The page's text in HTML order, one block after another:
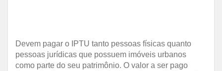
Devem pagar o IPTU tanto pessoas físicas quanto
pessoas jurídicas que possuem imóveis urbanos
como parte do seu patrimônio. O valor a ser pago